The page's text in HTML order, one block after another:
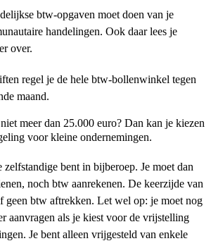
btw-opgaven moet doen van je
handelingen. Ook daar lees je
over.
regel je de hele btw-bollenwinkel tegen
maand.
meer dan 25.000 euro? Dan kan je kiezen
voor kleine ondernemingen.
bent in bijberoep. Je moet dan
noch btw aanrekenen. De keerzijde van
geen btw aftrekken. Let wel op: je moet nog
aanvragen als je kiest voor de vrijstelling
Je bent alleen vrijgesteld van enkele